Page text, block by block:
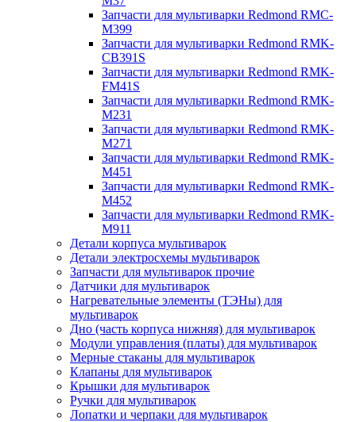
Запчасти для мультиварки Redmond RMC-
M399
Запчасти для мультиварки Redmond RMK-
CB391S
Запчасти для мультиварки Redmond RMK-
FM41S
Запчасти для мультиварки Redmond RMK-
M231
Запчасти для мультиварки Redmond RMK-
M271
Запчасти для мультиварки Redmond RMK-
M451
Запчасти для мультиварки Redmond RMK-
M452
Запчасти для мультиварки Redmond RMK-
M911
Детали корпуса мультиварок
Детали электросхемы мультиварок
Запчасти для мультиварок прочие
Датчики для мультиварок
Нагревательные элементы (ТЭНы) для
мультиварок
Дно (часть корпуса нижняя) для мультиварок
Модули управления (платы) для мультиварок
Мерные стаканы для мультиварок
Клапаны для мультиварок
Крышки для мультиварок
Ручки для мультиварок
Лопатки и черпаки для мультиварок